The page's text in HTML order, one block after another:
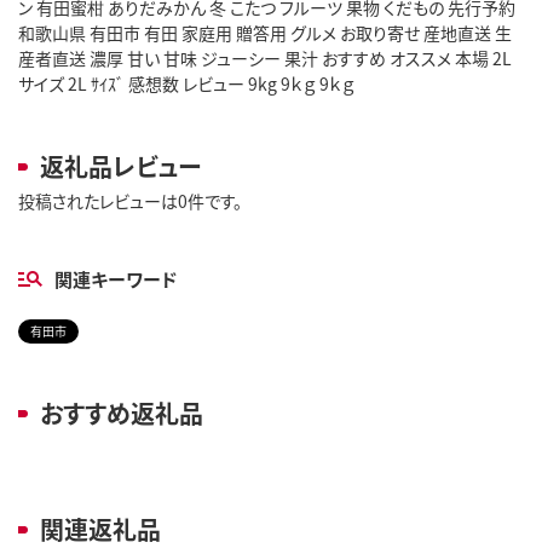
ン 有田蜜柑 ありだみかん 冬 こたつ フルーツ 果物 くだもの 先行予約
和歌山県 有田市 有田 家庭用 贈答用 グルメ お取り寄せ 産地直送 生
産者直送 濃厚 甘い 甘味 ジューシー 果汁 おすすめ オススメ 本場 2L
サイズ 2L ｻｲｽﾞ 感想数 レビュー 9kg 9ｋｇ 9ｋｇ
返礼品レビュー
投稿されたレビューは0件です。
関連キーワード
有田市
おすすめ返礼品
関連返礼品